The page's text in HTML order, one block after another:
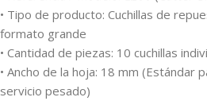
• Tipo de producto: Cuchillas de
formato grande
• Cantidad de piezas: 10 cuchillas
• Ancho de la hoja: 18 mm (Estándar
servicio pesado)